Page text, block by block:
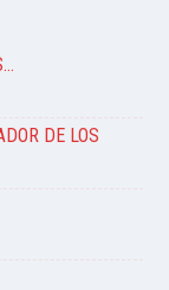
DE LOS